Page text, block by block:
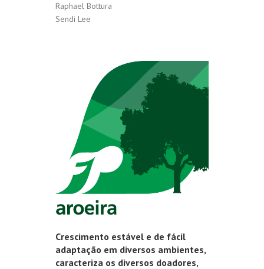
Raphael Bottura
Sendi Lee
Crescimento estável e de fácil
adaptação em diversos ambientes,
caracteriza os diversos doadores,